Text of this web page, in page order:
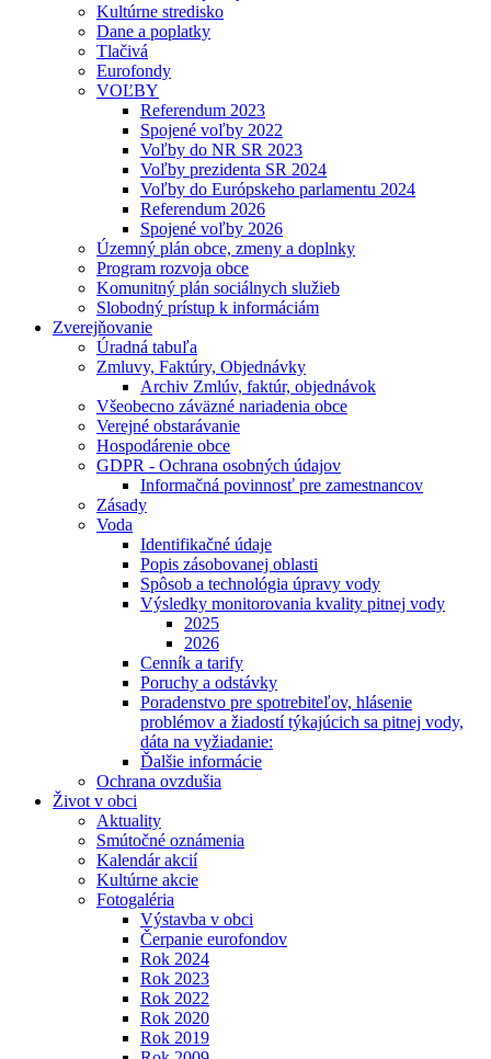
Kultúrne stredisko
Dane a poplatky
Tlačivá
Eurofondy
VOĽBY
Referendum 2023
Spojené voľby 2022
Voľby do NR SR 2023
Voľby prezidenta SR 2024
Voľby do Európskeho parlamentu 2024
Referendum 2026
Spojené voľby 2026
Územný plán obce, zmeny a doplnky
Program rozvoja obce
Komunitný plán sociálnych služieb
Slobodný prístup k informáciám
Zverejňovanie
Úradná tabuľa
Zmluvy, Faktúry, Objednávky
Archiv Zmlúv, faktúr, objednávok
Všeobecno záväzné nariadenia obce
Verejné obstarávanie
Hospodárenie obce
GDPR - Ochrana osobných údajov
Informačná povinnosť pre zamestnancov
Zásady
Voda
Identifikačné údaje
Popis zásobovanej oblasti
Spôsob a technológia úpravy vody
Výsledky monitorovania kvality pitnej vody
2025
2026
Cenník a tarify
Poruchy a odstávky
Poradenstvo pre spotrebiteľov, hlásenie
problémov a žiadostí týkajúcich sa pitnej vody,
dáta na vyžiadanie:
Ďalšie informácie
Ochrana ovzdušia
Život v obci
Aktuality
Smútočné oznámenia
Kalendár akcií
Kultúrne akcie
Fotogaléria
Výstavba v obci
Čerpanie eurofondov
Rok 2024
Rok 2023
Rok 2022
Rok 2020
Rok 2019